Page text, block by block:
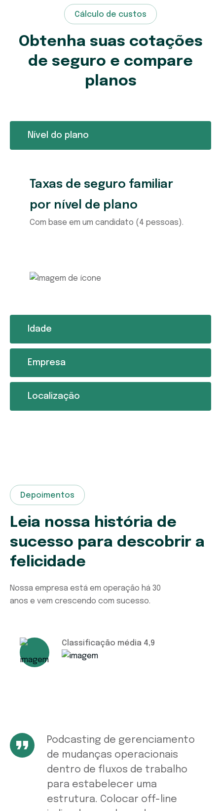
Cálculo de custos
Obtenha suas cotações
de seguro e compare
planos
Nível do plano
Taxas de seguro familiar
por nível de plano
Com base em um candidato (4 pessoas).
Idade
Empresa
Localização
Depoimentos
Leia nossa história de
sucesso para descobrir a
felicidade
Nossa empresa está em operação há 30
anos e vem crescendo com sucesso.
Classificação média 4,9
Podcasting de gerenciamento
de mudanças operacionais
dentro de fluxos de trabalho
para estabelecer uma
estrutura. Colocar off-line